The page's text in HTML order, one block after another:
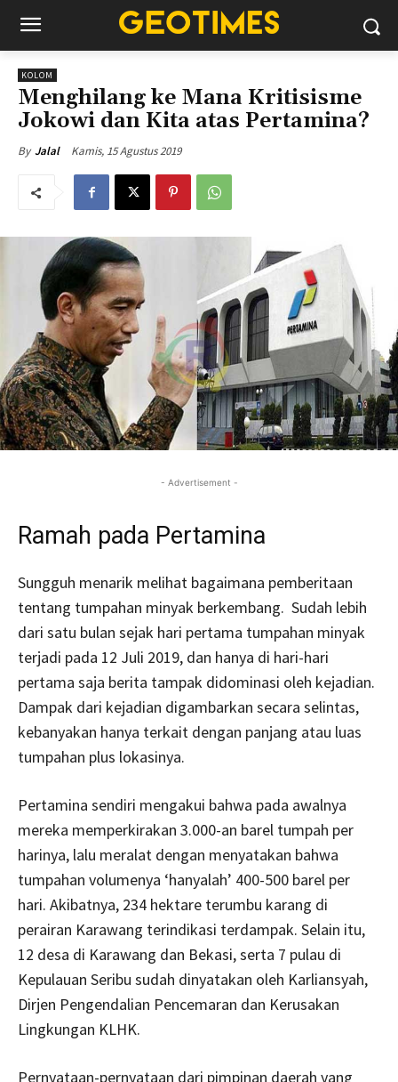
KOLOM
Menghilang ke Mana Kritisisme
Jokowi dan Kita atas Pertamina?
By Jalal Kamis, 15 Agustus 2019
- Advertisement -
Ramah pada Pertamina
Sungguh menarik melihat bagaimana pemberitaan
tentang tumpahan minyak berkembang. Sudah lebih
dari satu bulan sejak hari pertama tumpahan minyak
terjadi pada 12 Juli 2019, dan hanya di hari-hari
pertama saja berita tampak didominasi oleh kejadian.
Dampak dari kejadian digambarkan secara selintas,
kebanyakan hanya terkait dengan panjang atau luas
tumpahan plus lokasinya.
Pertamina sendiri mengakui bahwa pada awalnya
mereka memperkirakan 3.000-an barel tumpah per
harinya, lalu meralat dengan menyatakan bahwa
tumpahan volumenya ‘hanyalah’ 400-500 barel per
hari. Akibatnya, 234 hektare terumbu karang di
perairan Karawang terindikasi terdampak. Selain itu,
12 desa di Karawang dan Bekasi, serta 7 pulau di
Kepulauan Seribu sudah dinyatakan oleh Karliansyah,
Dirjen Pengendalian Pencemaran dan Kerusakan
Lingkungan KLHK.
Pernyataan-pernyataan dari pimpinan daerah yang